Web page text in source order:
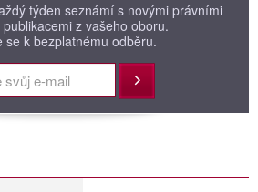
týden seznámí s novými právními
z vašeho oboru.
se k bezplatnému odběru.
Přihlásit